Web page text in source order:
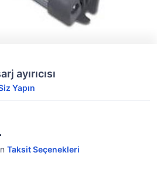
ayırıcısı
Yapın
Taksit Seçenekleri